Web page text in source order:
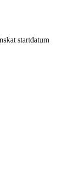
startdatum